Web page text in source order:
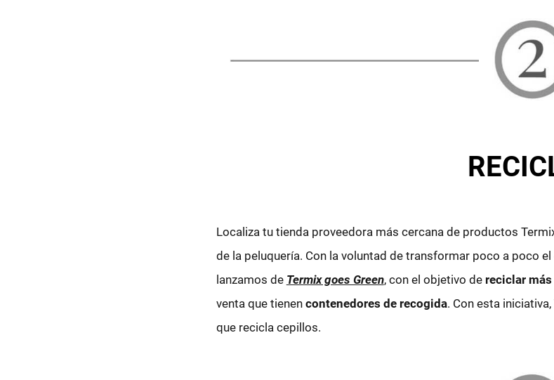
Localiza tu tienda proveedora más cercana de productos
de la peluquería. Con la voluntad de transformar poco a poco
lanzamos de Termix goes Green, con el objetivo de reciclar
venta que tienen contenedores de recogida. Con esta
que recicla cepillos.